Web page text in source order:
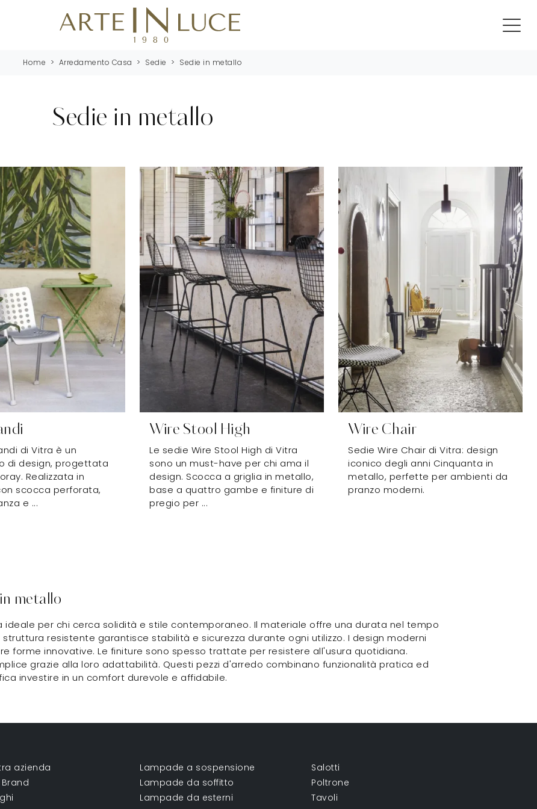
Home > Arredamento Casa > Sedie > Sedie in metallo
Sedie in metallo
di Vitra è un
di design, progettata
Realizzata in
scocca perforata,
e ...
Wire Stool High
Le sedie Wire Stool High di Vitra
sono un must-have per chi ama il
design. Scocca a griglia in metallo,
base a quattro gambe e finiture di
pregio per ...
Wire Chair
Sedie Wire Chair di Vitra: design
iconico degli anni Cinquanta in
metallo, perfette per ambienti da
pranzo moderni.
metallo
per chi cerca solidità e stile contemporaneo. Il materiale offre una durata nel tempo
resistente garantisce stabilità e sicurezza durante ogni utilizzo. I design moderni
forme innovative. Le finiture sono spesso trattate per resistere all'usura quotidiana.
grazie alla loro adattabilità. Questi pezzi d'arredo combinano funzionalità pratica ed
investire in un comfort durevole e affidabile.
azienda
Lampade a sospensione
Lampade da soffitto
Lampade da esterni
Salotti
Poltrone
Tavoli